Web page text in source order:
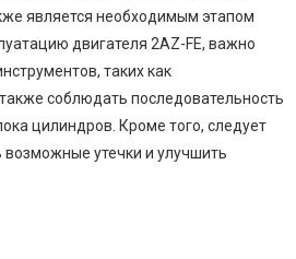
является необходимым этапом
двигателя 2AZ-FE, важно
таких как
соблюдать последовательность
цилиндров. Кроме того, следует
возможные утечки и улучшить